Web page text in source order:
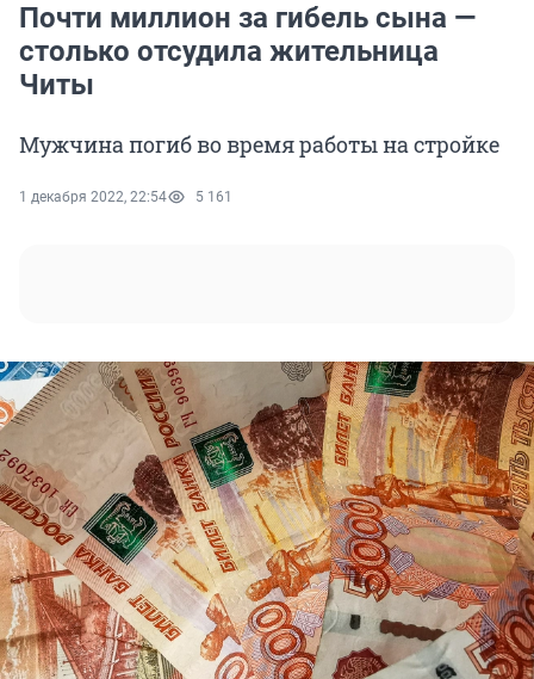
Почти миллион за гибель сына —
столько отсудила жительница
Читы
Мужчина погиб во время работы на стройке
1 декабря 2022, 22:54 5 161